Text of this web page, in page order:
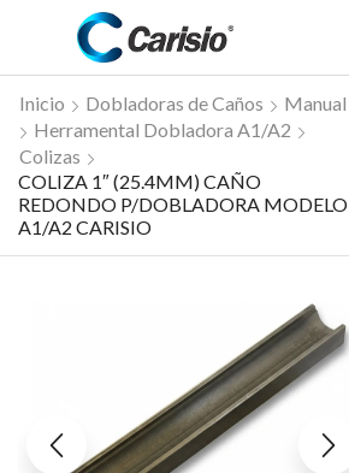
Inicio Dobladoras de Caños
Manual
Herramental Dobladora A1/A2
Colizas
COLIZA 1″ (25.4MM) CAÑO
REDONDO P/DOBLADORA MODELO
A1/A2 CARISIO